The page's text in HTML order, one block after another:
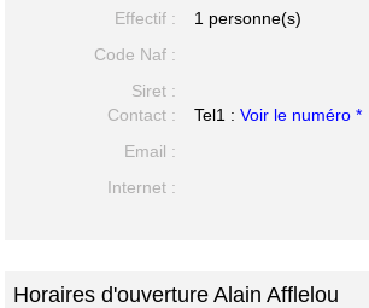
Effectif :
1 personne(s)
Code Naf :
Siret :
Contact :
Tel1 :Voir le numéro *
Email :
Internet :
Horaires d'ouverture Alain Afflelou